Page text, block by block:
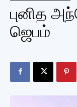
புனித
ஜெபம்